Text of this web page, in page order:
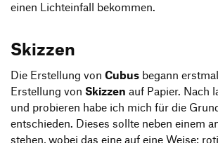
einen Lichteinfall bekommen.
Skizzen
Die Erstellung von Cubus begann
Erstellung von Skizzen auf Papier. Nach
und probieren habe ich mich für die
entschieden. Dieses sollte neben einem
stehen, wobei das eine auf eine Weise: